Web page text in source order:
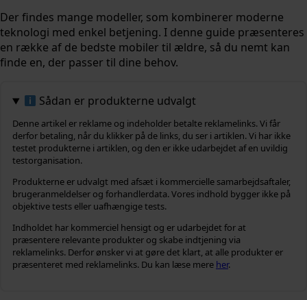
Der findes mange modeller, som kombinerer moderne
teknologi med enkel betjening. I denne guide præsenteres
en række af de bedste mobiler til ældre, så du nemt kan
finde en, der passer til dine behov.
Sådan er produkterne udvalgt
Denne artikel er reklame og indeholder betalte reklamelinks. Vi får
derfor betaling, når du klikker på de links, du ser i artiklen. Vi har ikke
testet produkterne i artiklen, og den er ikke udarbejdet af en uvildig
testorganisation.
Produkterne er udvalgt med afsæt i kommercielle samarbejdsaftaler,
brugeranmeldelser og forhandlerdata. Vores indhold bygger ikke på
objektive tests eller uafhængige tests.
Indholdet har kommerciel hensigt og er udarbejdet for at
præsentere relevante produkter og skabe indtjening via
reklamelinks. Derfor ønsker vi at gøre det klart, at alle produkter er
præsenteret med reklamelinks. Du kan læse mere her.